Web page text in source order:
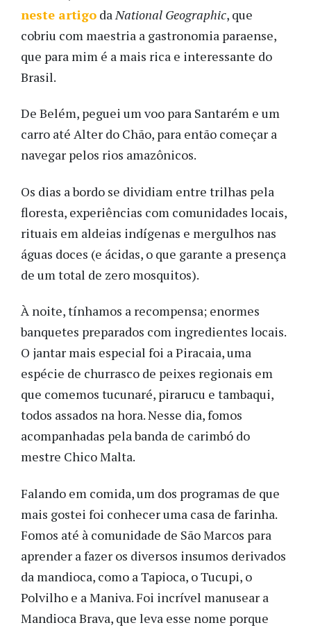
neste artigo daNational Geographic, que
cobriu com maestria a gastronomia paraense,
que para mim é a mais rica e interessante do
Brasil.
De Belém, peguei um voo para Santarém e um
carro até Alter do Chão, para então começar a
navegar pelos rios amazônicos.
Os dias a bordo se dividiam entre trilhas pela
floresta, experiências com comunidades locais,
rituais em aldeias indígenas e mergulhos nas
águas doces (e ácidas, o que garante a presença
de um total de zero mosquitos).
À noite, tínhamos a recompensa; enormes
banquetes preparados com ingredientes locais.
O jantar mais especial foi a Piracaia, uma
espécie de churrasco de peixes regionais em
que comemos tucunaré, pirarucu e tambaqui,
todos assados na hora. Nesse dia, fomos
acompanhadas pela banda de carimbó do
mestre Chico Malta.
Falando em comida, um dos programas de que
mais gostei foi conhecer uma casa de farinha.
Fomos até à comunidade de São Marcos para
aprender a fazer os diversos insumos derivados
da mandioca, como a Tapioca, o Tucupi, o
Polvilho e a Maniva. Foi incrível manusear a
Mandioca Brava, que leva esse nome porque